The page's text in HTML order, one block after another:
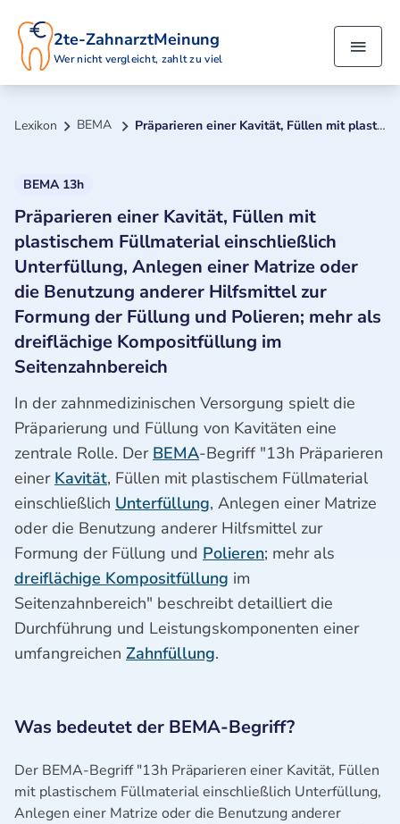
2te-ZahnarztMeinung
Wer nicht vergleicht, zahlt zu viel
Lexikon BEMA Präparieren einer Kavität, Füllen mit plastischem Füllmaterial einschließlich Unterfüllung, Anlegen einer Matrize oder die Benutzung anderer Hilfsmittel zur Formung der Füllung und Polieren; mehr als dreiflächige Kompositfüllung im Seitenzahnbereich
BEMA 13h
Präparieren einer Kavität, Füllen mit
plastischem Füllmaterial einschließlich
Unterfüllung, Anlegen einer Matrize oder
die Benutzung anderer Hilfsmittel zur
Formung der Füllung und Polieren; mehr als
dreiflächige Kompositfüllung im
Seitenzahnbereich
In der zahnmedizinischen Versorgung spielt die
Präparierung und Füllung von Kavitäten eine
zentrale Rolle. Der BEMA-Begriff "13h Präparieren
einer Kavität, Füllen mit plastischem Füllmaterial
einschließlich Unterfüllung, Anlegen einer Matrize
oder die Benutzung anderer Hilfsmittel zur
Formung der Füllung und Polieren; mehr als
dreiflächige Kompositfüllung im
Seitenzahnbereich" beschreibt detailliert die
Durchführung und Leistungskomponenten einer
umfangreichen Zahnfüllung.
Was bedeutet der BEMA-Begriff?
Der BEMA-Begriff "13h Präparieren einer Kavität, Füllen
mit plastischem Füllmaterial einschließlich Unterfüllung,
Anlegen einer Matrize oder die Benutzung anderer